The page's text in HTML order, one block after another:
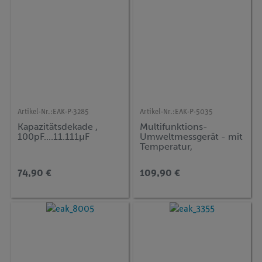
Artikel-Nr.: EAK-P-3285
Kapazitätsdekade ,
100pF....11.111µF
74,90 €
Artikel-Nr.: EAK-P-5035
Multifunktions-
Umweltmessgerät - mit
Temperatur,
109,90 €